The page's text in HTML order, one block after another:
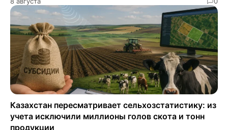
Казахстан пересматривает сельхозстатистику: из
учета исключили миллионы голов скота и тонн
продукции